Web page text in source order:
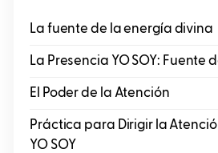
La fuente de la energía divina
La Presencia YO SOY: Fuente
El Poder de la Atención
Práctica para Dirigir la
YO SOY